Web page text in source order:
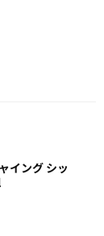
イング シッ